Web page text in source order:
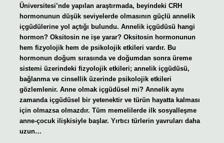
Üniversitesi’nde yapılan araştırmada, beyindeki CRH
hormonunun düşük seviyelerde olmasının güçlü annelik
içgüdülerine yol açtığı bulundu. Annelik içgüdüsü hangi
hormon? Oksitosin ne işe yarar? Oksitosin hormonunun
hem fizyolojik hem de psikolojik etkileri vardır. Bu
hormonun doğum sırasında ve doğumdan sonra üreme
sistemi üzerindeki fizyolojik etkileri; annelik içgüdüsü,
bağlanma ve cinsellik üzerinde psikolojik etkileri
gözlemlenir. Anne olmak içgüdüsel mi? Annelik aynı
zamanda içgüdüsel bir yetenektir ve türün hayatta kalması
için olmazsa olmazdır. Tüm memelilerde ilk sosyalleşme
anne-çocuk ilişkisiyle başlar. Yırtıcı türlerin yavruları daha
uzun…